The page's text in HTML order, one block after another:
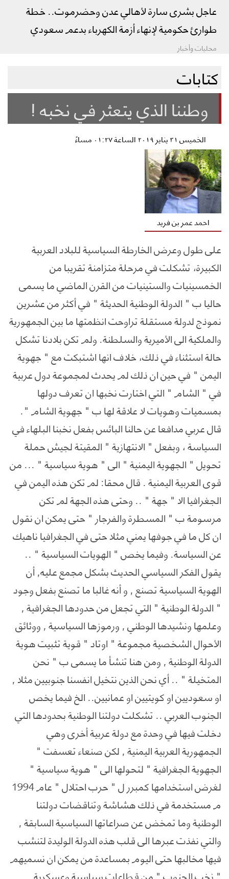
عاجل بشرى سارة لأهالي عدن وحضرموت.. خطة
طوارئ حكومية لإنهاء أزمة الكهرباء بدعم سعودي
محليات وأخبار
كتابات
وطننا الذي يتعثر في نخبه !
الخميس ٣١ يناير ٢٠١٩ الساعة ٠١:٢٧ مساءً
احمد عمر بن فريد
على طول وعرض الخارطة السياسية للبلاد العربية
الكبيرة، تشكلت في مرحلة متزامنة تقريبا من
الخمسينيات والستينيات من القرن الماضي ما يسمى
حاليا ب " الدولة الوطنية الحديثة " في أكثر من عشرين
نموذج لدولة مستقلة تراوحت انظمتها ما بين الجمهورية
والملكية الى الأميرية والسلطنة. ولم تكن بلادنا تشكل
حالة استثناء في ذلك، خلاف انها اشتبكت مع " جهوية
اليمن " في حين ان ذلك لم يحدث لمجموعة دول عربية
في " الشام " التي اختارت نخبها ان تعرف دولها
بمسميات وهويات لا علاقة لها ب " جهوية الشام ".
قال عربي مدافعا عن حالنا البائس بفعل نخبنا البلهاء في
السياسة ، وبفعل " الانتهازية " المقيتة لجيش حملة
تحويل " الجهوية اليمنية " الى " هوية سياسية " ... من
قوى العربية اليمنية . قال محقا: لم تكن هذه اليمن في
الجغرافيا الا " جهة " .. وحتى هذه الجهة لم تكن
مرسومة ب " المسطرة والفرجار " حتى يمكن ان نقول
ان كل ما في جوفها يمني مثلا حتى في الجغرافيا ناهيك
عن السياسة. وفيما يخص " الهويات السياسية " ..
يقول الفكر السياسي الحديث بشكل مجمع عليه, أن
الهوية السياسية تصنع , و أنه غالبا ما تصنع بفعل وجود
" الدولة الوطنية " التي تجعل من حدودها الجغرافية ,
وعلمها ونشيدها الوطني , ورموزها السياسية , ووثائق
الأحوال الشخصية مجموعة " اوتاد " قوية تثبيت هوية
الدولة الوطنية , ومن هنا تنشأ ما يسمى ب " نحن
المتخيلة " .. أي نحن الذين نتخيل انفسنا جنوبيين مثلا ,
او سعوديين او كويتيين او عمانيين.. الخ فيما يخص
الجنوب العربي .. تشكلت دولتنا الوطنية بحدودها التي
دخلت فيها في وحدة مع دولة عربية أخرى وهي
الجمهورية العربية اليمنية , لكن صنعاء تعسفت "
الجهوية الجغرافية " لتحولها الى " هوية سياسية "
لغرض استخدامها كمبرر ل " حرب احتلال " عام 1994
م مستخدمة في ذلك هشاشة وتناقضات دولتنا
الوطنية وما تمخض عن صراعاتها السياسية السابقة ,
والتي نفذت عبرها الى قلب هذه الدولة الوليدة لتنشب
فيها مخالبها حتى اليوم بمساعدة من يمكن ان نسميهم